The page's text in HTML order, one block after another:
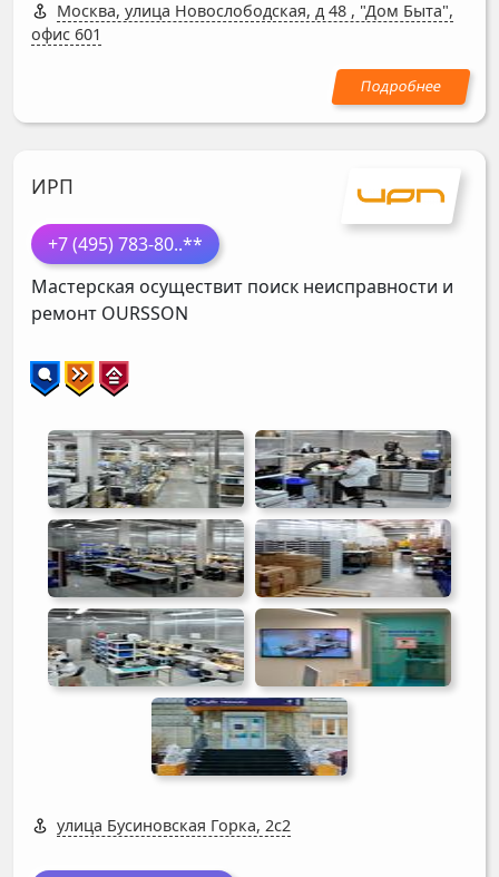
Москва, улица Новослободская, д 48 , "Дом Быта",
офис 601
ИРП
+7 (495) 783-80..**
Мастерская осуществит поиск неисправности и
ремонт OURSSON
улица Бусиновская Горка, 2с2